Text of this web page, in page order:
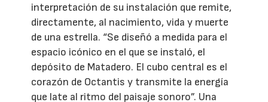
interpretación de su instalación que remite,
directamente, al nacimiento, vida y muerte
de una estrella. “Se diseñó a medida para el
espacio icónico en el que se instaló, el
depósito de Matadero. El cubo central es el
corazón de Octantis y transmite la energía
que late al ritmo del paisaje sonoro”. Una